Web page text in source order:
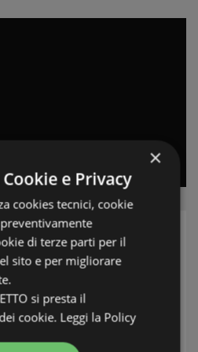
×
e Privacy
cookies tecnici, cookie
di terze parti per il
sito e per migliorare
si presta il
cookie. Leggi la Policy